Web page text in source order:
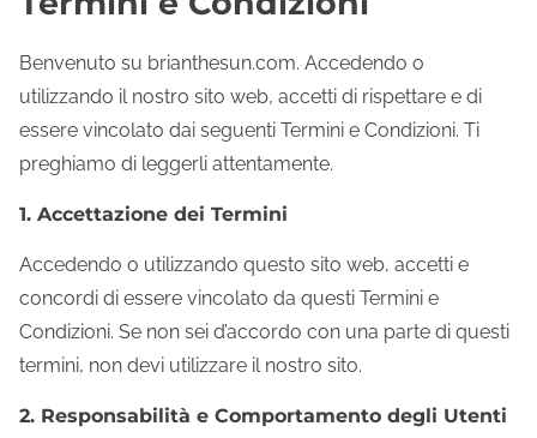
Benvenuto su brianthesun.com. Accedendo o
utilizzando il nostro sito web, accetti di rispettare e di
essere vincolato dai seguenti Termini e Condizioni. Ti
preghiamo di leggerli attentamente.
1. Accettazione dei Termini
Accedendo o utilizzando questo sito web, accetti e
concordi di essere vincolato da questi Termini e
Condizioni. Se non sei d’accordo con una parte di questi
termini, non devi utilizzare il nostro sito.
2. Responsabilità e Comportamento degli Utenti